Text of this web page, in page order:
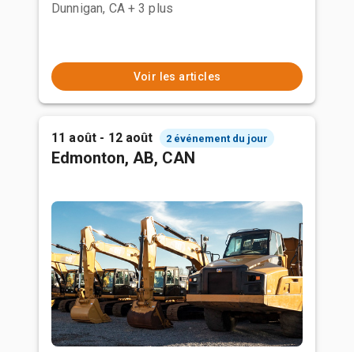
Dunnigan, CA + 3 plus
Voir les articles
11 août - 12 août 2 événement du jour
Edmonton, AB, CAN